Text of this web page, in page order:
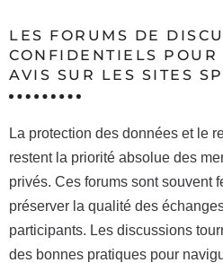
LES FORUMS DE
CONFIDENTIELS POUR
AVIS SUR LES SITES
La protection des données et le
restent la priorité absolue des
privés. Ces forums sont souvent
préserver la qualité des
participants. Les discussions
des bonnes pratiques pour